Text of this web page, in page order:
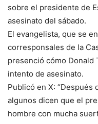
sobre el presidente de
asesinato del sábado.
El evangelista, que se
corresponsales de la
presenció cómo Donald
intento de asesinato.
Publicó en X: “Después
algunos dicen que el
hombre con mucha